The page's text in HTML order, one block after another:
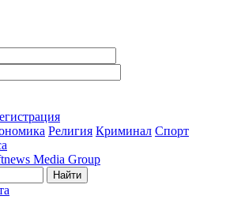
Религия Криминал Спорт
Media Group
Найти